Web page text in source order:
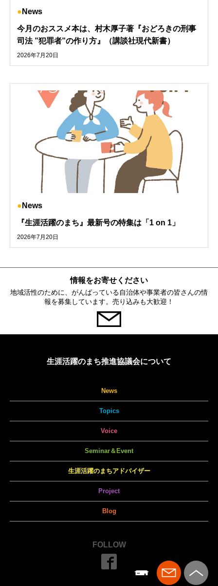
News
今月のおススメ本は、村木厚子著『おどろきの刑事
司法 ”犯罪者”の作り方』（講談社現代新書）
2026年7月20日
News
『生涯活躍のまち』最新号の特集は「1 on 1」
2026年7月20日
情報をお寄せください
地域活性のために、がんばっている自治体や事業者の皆さんの情
報を募集しています。売り込みも大歓迎！
生涯活躍のまち推進協議会について
News
Topics
Voice
Seminar＆Event
生涯活躍のまちアドバイザー
Project
Blog
FOLLOW